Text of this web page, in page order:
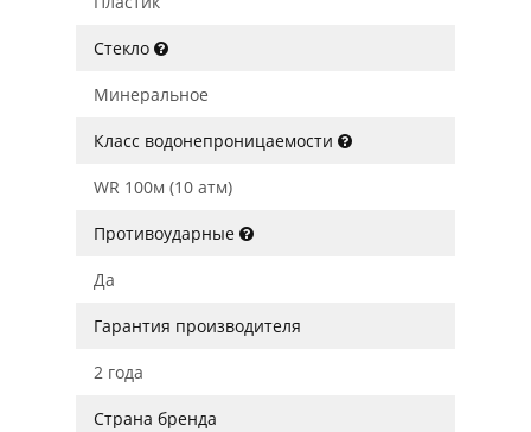
Стекло
Минеральное
Класс водонепроницаемости
WR 100м (10 атм)
Противоударные
Да
Гарантия производителя
2 года
Страна бренда